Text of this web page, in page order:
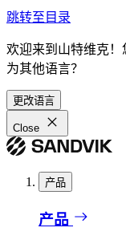
跳转至目录
欢迎来到山特维克
为其他语言？
更改语言
Close
产品
产品